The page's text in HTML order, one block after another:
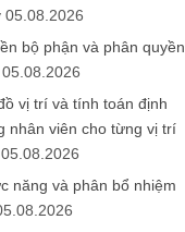
05.08.2026
bộ phận và phân quyền
05.08.2026
vị trí và tính toán định
nhân viên cho từng vị trí
05.08.2026
năng và phân bổ nhiệm